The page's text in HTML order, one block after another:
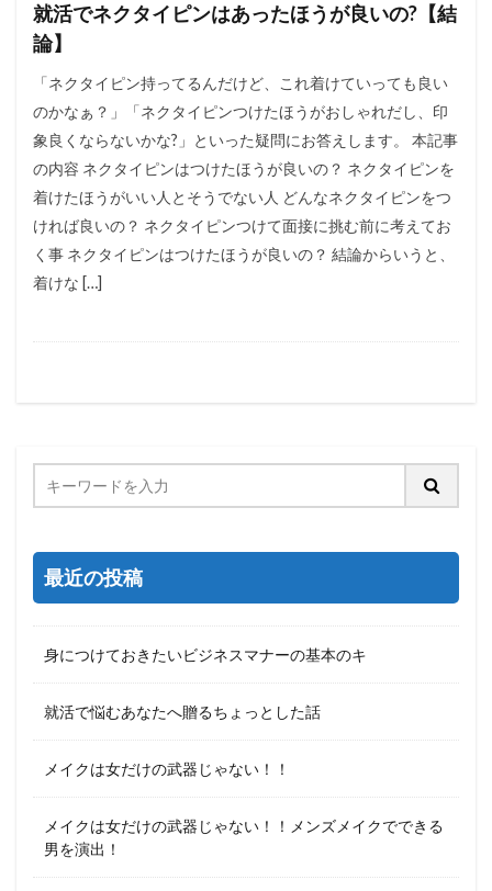
就活でネクタイピンはあったほうが良いの?【結
論】
「ネクタイピン持ってるんだけど、これ着けていっても良い
のかなぁ？」「ネクタイピンつけたほうがおしゃれだし、印
象良くならないかな?」といった疑問にお答えします。 本記事
の内容 ネクタイピンはつけたほうが良いの？ ネクタイピンを
着けたほうがいい人とそうでない人 どんなネクタイピンをつ
ければ良いの？ ネクタイピンつけて面接に挑む前に考えてお
く事 ネクタイピンはつけたほうが良いの？ 結論からいうと、
着けな […]
最近の投稿
身につけておきたいビジネスマナーの基本のキ
就活で悩むあなたへ贈るちょっとした話
メイクは女だけの武器じゃない！！
メイクは女だけの武器じゃない！！メンズメイクでできる
男を演出！